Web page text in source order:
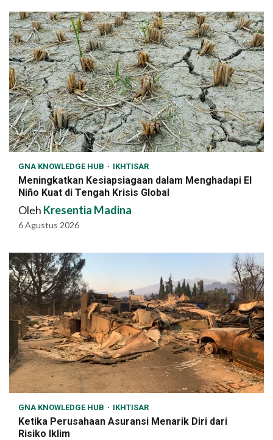
GNA KNOWLEDGE HUB IKHTISAR
Meningkatkan Kesiapsiagaan dalam Menghadapi El
Niño Kuat di Tengah Krisis Global
Oleh Kresentia Madina
6 Agustus 2026
GNA KNOWLEDGE HUB IKHTISAR
Ketika Perusahaan Asuransi Menarik Diri dari
Risiko Iklim